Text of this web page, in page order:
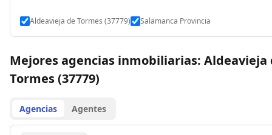
Aldeavieja de Tormes (37779) Salamanca Provincia
Mejores agencias inmobiliarias: Aldeavieja
Tormes (37779)
Agencias Agentes